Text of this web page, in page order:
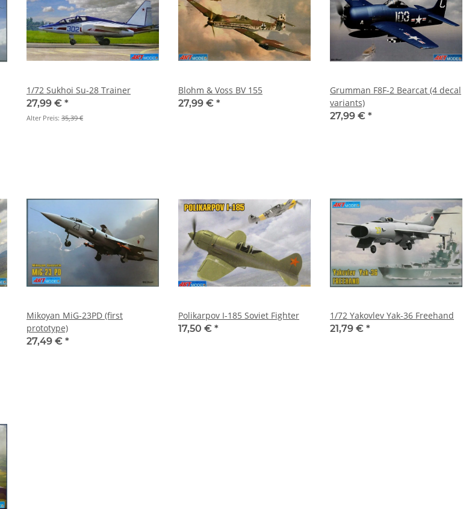
1/72 Sukhoi Su-28 Trainer
27,99 € *
Alter Preis: 35,39 €
Blohm & Voss BV 155
27,99 € *
Grumman F8F-2 Bearcat (4 decal
variants)
27,99 € *
Mikoyan MiG-23PD (first
prototype)
27,49 € *
Polikarpov I-185 Soviet Fighter
17,50 € *
1/72 Yakovlev Yak-36 Freehand
21,79 € *